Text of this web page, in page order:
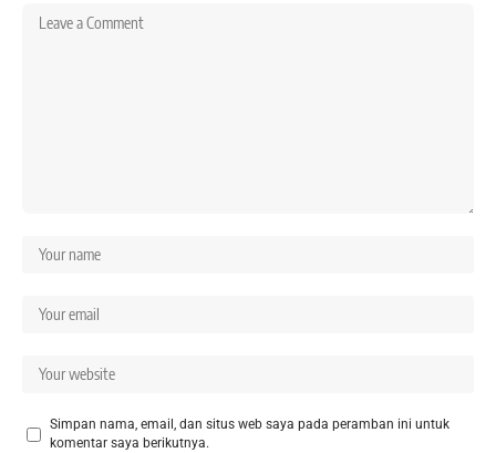
Simpan nama, email, dan situs web saya pada peramban ini untuk
komentar saya berikutnya.